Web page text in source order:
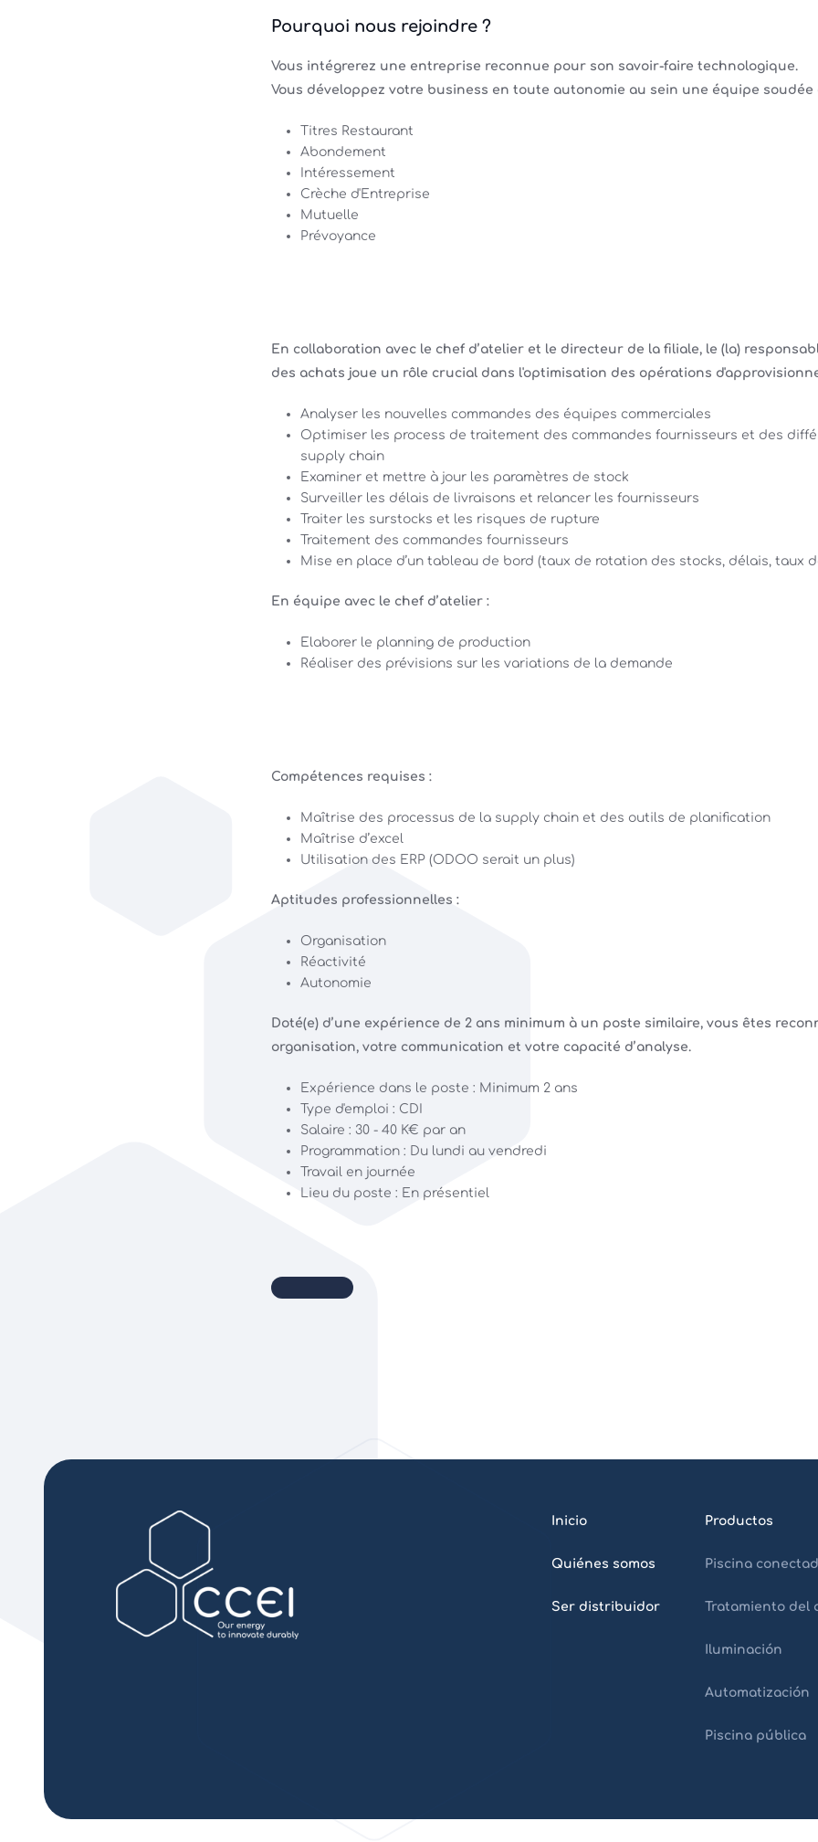
Pourquoi nous rejoindre ?
Vous intégrerez une entreprise reconnue pour son savoir-faire technologique.
Vous développez votre business en toute autonomie au sein une équipe soudée
Titres Restaurant
Abondement
Intéressement
Crèche d'Entreprise
Mutuelle
Prévoyance
En collaboration avec le chef d’atelier et le directeur de la filiale, le (la)
des achats joue un rôle crucial dans l'optimisation des opérations
Analyser les nouvelles commandes des équipes commerciales
Optimiser les process de traitement des commandes fournisseurs et des
supply chain
Examiner et mettre à jour les paramètres de stock
Surveiller les délais de livraisons et relancer les fournisseurs
Traiter les surstocks et les risques de rupture
Traitement des commandes fournisseurs
Mise en place d’un tableau de bord (taux de rotation des stocks, délais, taux
En équipe avec le chef d’atelier :
Elaborer le planning de production
Réaliser des prévisions sur les variations de la demande
Compétences requises :
Maîtrise des processus de la supply chain et des outils de planification
Maîtrise d’excel
Utilisation des ERP (ODOO serait un plus)
Aptitudes professionnelles :
Organisation
Réactivité
Autonomie
Doté(e) d’une expérience de 2 ans minimum à un poste similaire, vous êtes
organisation, votre communication et votre capacité d’analyse.
Expérience dans le poste : Minimum 2 ans
Type d'emploi : CDI
Salaire : 30 - 40 K€ par an
Programmation : Du lundi au vendredi
Travail en journée
Lieu du poste : En présentiel
Inicio
Quiénes somos
Ser distribuidor
Productos
Piscina
Tratamiento del
Iluminación
Automatización
Piscina pública